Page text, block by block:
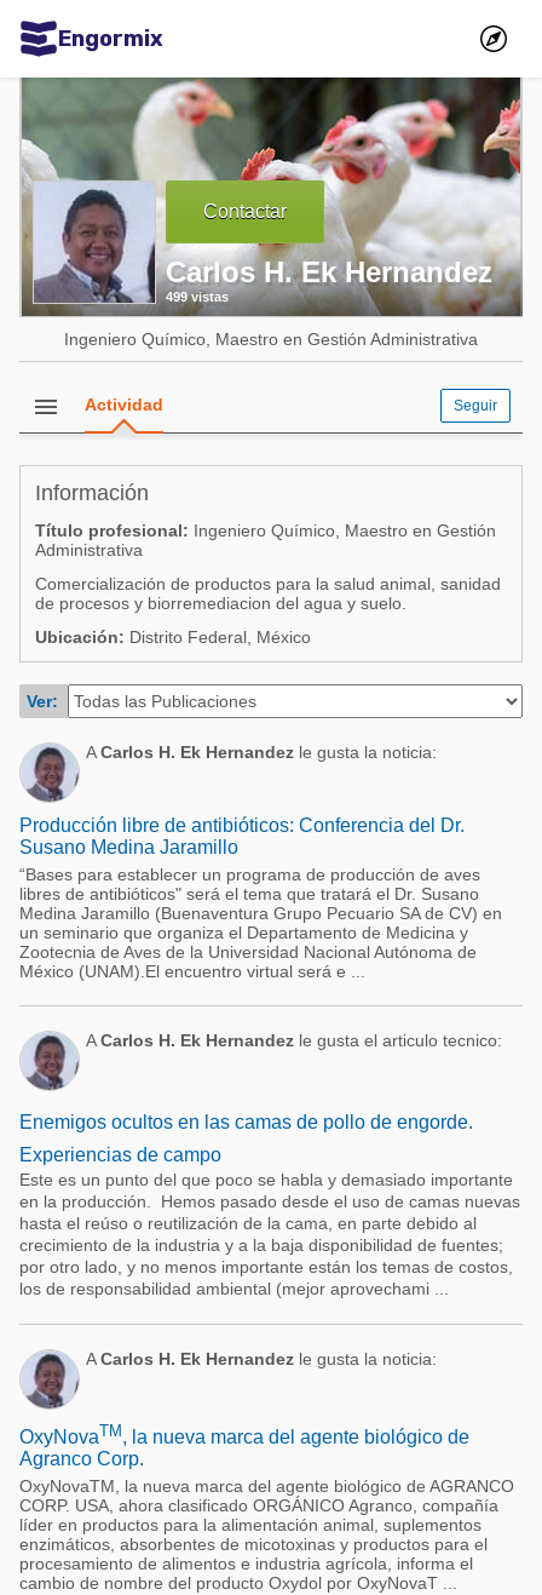
Engormix
Comunidades en español
Agricultura
Balanceados - Piensos
Avicultura
Ganadería
Lechería
Micotoxinas
Porcicultura
Comunidades en inglés
Acuacultura
Micotoxinas
Avicultura
Porcicultura
Balanceados - Piensos
Avicultura
Porcicultura
Ganadería
Lechería
Contactar
Carlos H. Ek Hernandez
499 vistas
Ingeniero Químico, Maestro en Gestión Administrativa
menu Actividad Seguir
Información
Título profesional: Ingeniero Químico, Maestro en Gestión
Administrativa
Comercialización de productos para la salud animal, sanidad
de procesos y biorremediacion del agua y suelo.
Ubicación: Distrito Federal, México
Ver:
ACarlos H. Ek Hernandez le gusta la noticia:
Producción libre de antibióticos: Conferencia del Dr.
Susano Medina Jaramillo
“Bases para establecer un programa de producción de aves
libres de antibióticos" será el tema que tratará el Dr. Susano
Medina Jaramillo (Buenaventura Grupo Pecuario SA de CV) en
un seminario que organiza el Departamento de Medicina y
Zootecnia de Aves de la Universidad Nacional Autónoma de
México (UNAM).El encuentro virtual será e ...
ACarlos H. Ek Hernandez le gusta el articulo tecnico:
Enemigos ocultos en las camas de pollo de engorde.
Experiencias de campo
Este es un punto del que poco se habla y demasiado importante
en la producción. Hemos pasado desde el uso de camas nuevas
hasta el reúso o reutilización de la cama, en parte debido al
crecimiento de la industria y a la baja disponibilidad de fuentes;
por otro lado, y no menos importante están los temas de costos,
los de responsabilidad ambiental (mejor aprovechami ...
ACarlos H. Ek Hernandez le gusta la noticia:
OxyNovaTM , la nueva marca del agente biológico de
Agranco Corp.
OxyNovaTM, la nueva marca del agente biológico de AGRANCO
CORP. USA, ahora clasificado ORGÁNICO Agranco, compañía
líder en productos para la alimentación animal, suplementos
enzimáticos, absorbentes de micotoxinas y productos para el
procesamiento de alimentos e industria agrícola, informa el
cambio de nombre del producto Oxydol por OxyNovaT ...